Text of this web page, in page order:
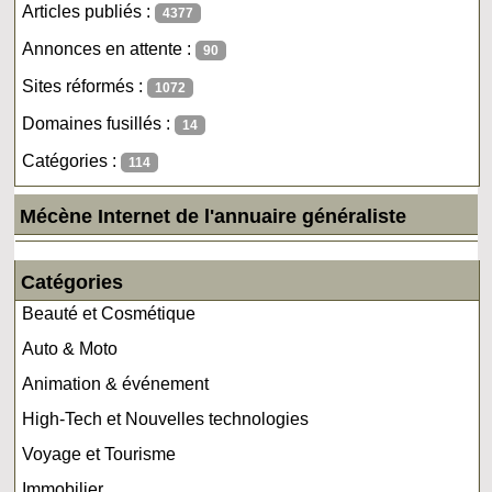
Articles publiés : 4377
Annonces en attente : 90
Sites réformés : 1072
Domaines fusillés : 14
Catégories : 114
Mécène Internet de l'annuaire généraliste
Catégories
Beauté et Cosmétique
Auto & Moto
Animation & événement
High-Tech et Nouvelles technologies
Voyage et Tourisme